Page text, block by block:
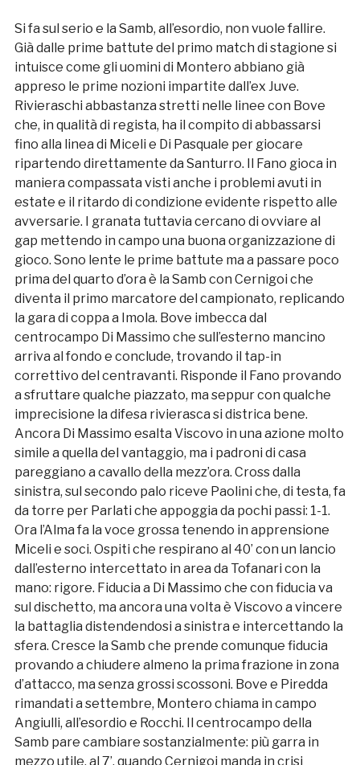
Si fa sul serio e la Samb, all’esordio, non vuole fallire.
Già dalle prime battute del primo match di stagione si
intuisce come gli uomini di Montero abbiano già
appreso le prime nozioni impartite dall’ex Juve.
Rivieraschi abbastanza stretti nelle linee con Bove
che, in qualità di regista, ha il compito di abbassarsi
fino alla linea di Miceli e Di Pasquale per giocare
ripartendo direttamente da Santurro. Il Fano gioca in
maniera compassata visti anche i problemi avuti in
estate e il ritardo di condizione evidente rispetto alle
avversarie. I granata tuttavia cercano di ovviare al
gap mettendo in campo una buona organizzazione di
gioco. Sono lente le prime battute ma a passare poco
prima del quarto d’ora è la Samb con Cernigoi che
diventa il primo marcatore del campionato, replicando
la gara di coppa a Imola. Bove imbecca dal
centrocampo Di Massimo che sull’esterno mancino
arriva al fondo e conclude, trovando il tap-in
correttivo del centravanti. Risponde il Fano provando
a sfruttare qualche piazzato, ma seppur con qualche
imprecisione la difesa rivierasca si districa bene.
Ancora Di Massimo esalta Viscovo in una azione molto
simile a quella del vantaggio, ma i padroni di casa
pareggiano a cavallo della mezz’ora. Cross dalla
sinistra, sul secondo palo riceve Paolini che, di testa, fa
da torre per Parlati che appoggia da pochi passi: 1-1.
Ora l’Alma fa la voce grossa tenendo in apprensione
Miceli e soci. Ospiti che respirano al 40’ con un lancio
dall’esterno intercettato in area da Tofanari con la
mano: rigore. Fiducia a Di Massimo che con fiducia va
sul dischetto, ma ancora una volta è Viscovo a vincere
la battaglia distendendosi a sinistra e intercettando la
sfera. Cresce la Samb che prende comunque fiducia
provando a chiudere almeno la prima frazione in zona
d’attacco, ma senza grossi scossoni. Bove e Piredda
rimandati a settembre, Montero chiama in campo
Angiulli, all’esordio e Rocchi. Il centrocampo della
Samb pare cambiare sostanzialmente: più garra in
mezzo utile, al 7’, quando Cernigoi manda in crisi